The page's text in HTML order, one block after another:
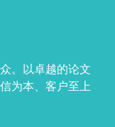
。以卓越的论文
为本、客户至上